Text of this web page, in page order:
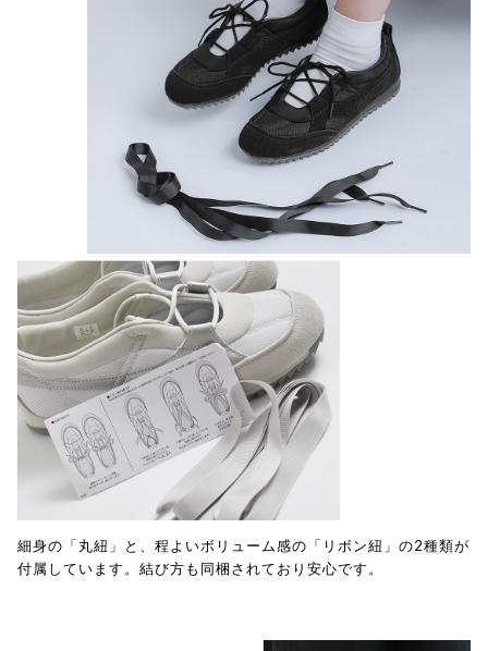
細身の「丸紐」と、程よいボリューム感の「リボン紐」の2種類が
付属しています。結び方も同梱されており安心です。